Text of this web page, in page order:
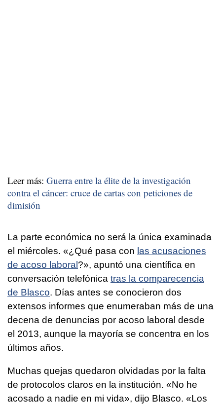
Leer más: Guerra entre la élite de la investigación
contra el cáncer: cruce de cartas con peticiones de
dimisión
La parte económica no será la única examinada
el miércoles. «¿Qué pasa con las acusaciones
de acoso laboral?», apuntó una científica en
conversación telefónica tras la comparecencia
de Blasco. Días antes se conocieron dos
extensos informes que enumeraban más de una
decena de denuncias por acoso laboral desde
el 2013, aunque la mayoría se concentra en los
últimos años.
Muchas quejas quedaron olvidadas por la falta
de protocolos claros en la institución. «No he
acosado a nadie en mi vida», dijo Blasco. «Los